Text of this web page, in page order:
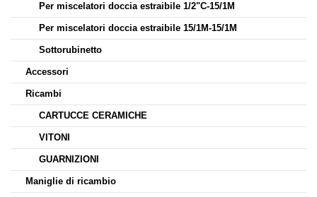
Per miscelatori doccia estraibile 1/2"C-15/1M
Per miscelatori doccia estraibile 15/1M-15/1M
Sottorubinetto
Accessori
Ricambi
CARTUCCE CERAMICHE
VITONI
GUARNIZIONI
Maniglie di ricambio